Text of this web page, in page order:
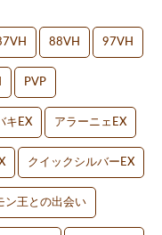
88VH 97VH
PVP
キEX アラーニェEX
クイックシルバーEX
ン王との出会い